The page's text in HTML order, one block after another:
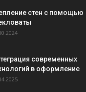
стен с помощью
современных
в оформление